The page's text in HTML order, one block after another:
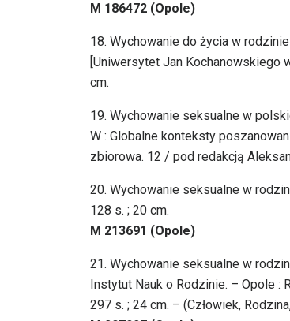
M 186472 (Opole)
18. Wychowanie do życia w
[Uniwersytet Jan Kochanowskiego
cm.
19. Wychowanie seksualne w
W : Globalne konteksty
zbiorowa. 12 / pod redakcją
20. Wychowanie seksualne w
128 s. ; 20 cm.
M 213691 (Opole)
21. Wychowanie seksualne w
Instytut Nauk o Rodzinie. – Opole :
297 s. ; 24 cm. – (Człowiek,